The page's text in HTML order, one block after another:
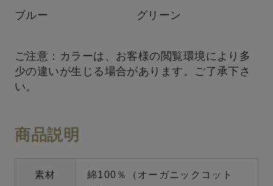
ブルー グリーン
ご注意：カラーは、お客様の閲覧環境により多
少の違いが生じる場合があります。ご了承下さ
い。
商品説明
素材
綿100％（オーガニックコット